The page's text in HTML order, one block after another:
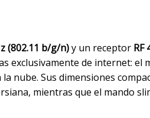
(802.11 b/g/n)y un receptor RF
exclusivamente de internet: el
nube. Sus dimensiones
mientras que el mando